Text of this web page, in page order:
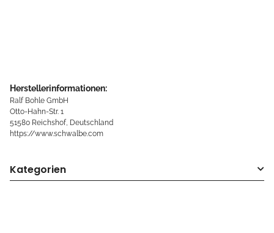
Herstellerinformationen:
Ralf Bohle GmbH
Otto-Hahn-Str. 1
51580 Reichshof, Deutschland
https://www.schwalbe.com
Kategorien